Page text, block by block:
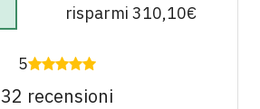
risparmi 310,10€
5
32 recensioni